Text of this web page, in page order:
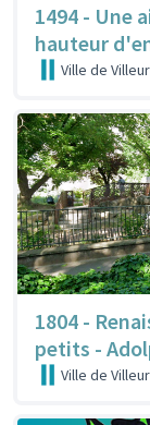
1494 - Une
hauteur
Ville de
1804 -
petits -
Ville de